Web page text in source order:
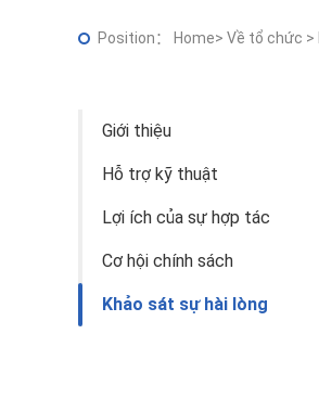
Position： Home> Về tổ chức >
Giới thiệu
Hỗ trợ kỹ thuật
Lợi ích của sự hợp tác
Cơ hội chính sách
Khảo sát sự hài lòng